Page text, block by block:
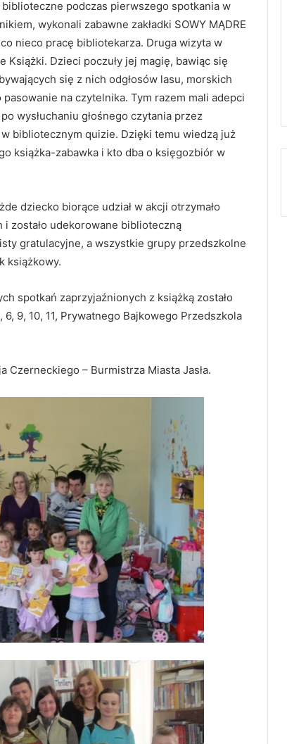
podczas pierwszego spotkania w
wykonali zabawne zakładki SOWY MĄDRE
nieco pracę bibliotekarza. Druga wizyta w
Książki. Dzieci poczuły jej magię, bawiąc się
się z nich odgłosów lasu, morskich
na czytelnika. Tym razem mali adepci
wysłuchaniu głośnego czytania przez
bibliotecznym quizie. Dzięki temu wiedzą już
książka-zabawka i kto dba o księgozbiór w
dziecko biorące udział w akcji otrzymało
zostało udekorowane biblioteczną
gratulacyjne, a wszystkie grupy przedszkolne
książkowy.
spotkań zaprzyjaźnionych z książką zostało
9, 10, 11, Prywatnego Bajkowego Przedszkola
Czerneckiego – Burmistrza Miasta Jasła.